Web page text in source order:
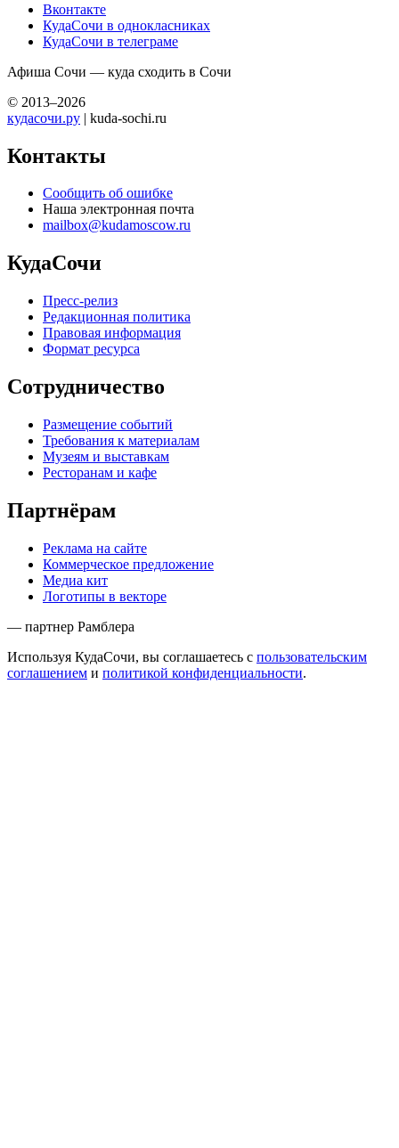
Вконтакте
КудаСочи в однокласниках
КудаСочи в телеграме
Афиша Сочи — куда сходить в Сочи
© 2013–2026
кудасочи.ру | kuda-sochi.ru
Контакты
Сообщить об ошибке
Наша электронная почта
mailbox@kudamoscow.ru
КудаСочи
Пресс-релиз
Редакционная политика
Правовая информация
Формат ресурса
Сотрудничество
Размещение событий
Требования к материалам
Музеям и выставкам
Ресторанам и кафе
Партнёрам
Реклама на сайте
Коммерческое предложение
Медиа кит
Логотипы в векторе
— партнер Рамблера
Используя КудаСочи, вы соглашаетесь с пользовательским
соглашением и политикой конфиденциальности.